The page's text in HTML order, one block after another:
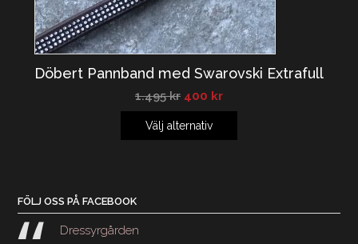
Döbert Pannband med Swarovski Extrafull
1.495kr 400 kr
Välj alternativ
FÖLJ OSS PÅ FACEBOOK
Dressyrgården